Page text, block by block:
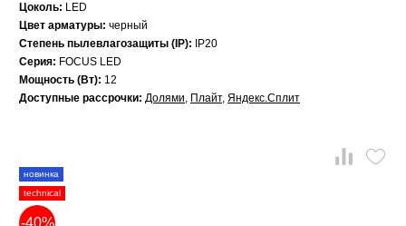
Цоколь: LED
Цвет арматуры: черный
Степень пылевлагозащиты (IP):
IP20
Серия: FOCUS LED
Мощность (Вт): 12
Доступные рассрочки: Долями, Плайт, Яндекс.Сплит
новинка
technical